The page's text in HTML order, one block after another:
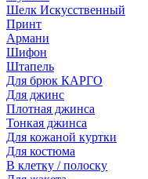
Шелк Искусственный
Принт
Армани
Шифон
Штапель
Для брюк КАРГО
Для джинс
Плотная джинса
Тонкая джинса
Для кожаной куртки
Для костюма
В клетку / полоску